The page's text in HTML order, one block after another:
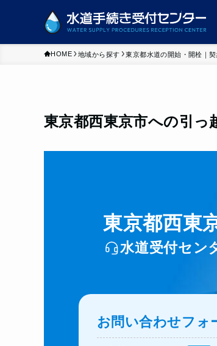
HOME 地域から探す 東京都水道の開始・開栓｜
東京都西東京市への引っ
東京都西東
水道受付セン
お問い合わせフォ